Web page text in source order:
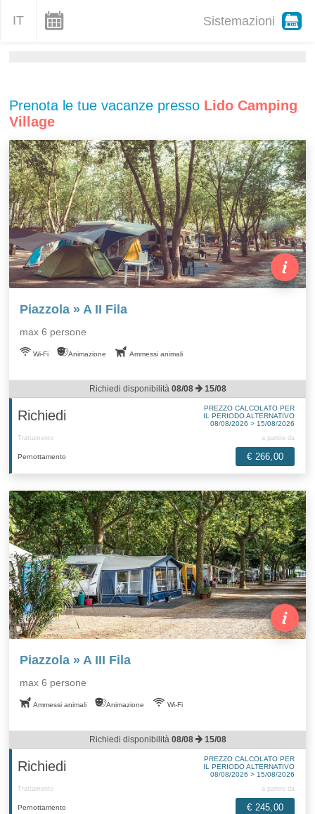
IT Sistemazioni
Prenota le tue vacanze presso Lido Camping
Village
Piazzola » A II Fila
max 6 persone
Wi-Fi Animazione Ammessi animali
Richiedi disponibilità 08/08 15/08
Richiedi
PREZZO CALCOLATO PER
IL PERIODO ALTERNATIVO
08/08/2026 > 15/08/2026
Trattamento a partire da
Pernottamento € 266,00
Piazzola » A III Fila
max 6 persone
Ammessi animali Animazione Wi-Fi
Richiedi disponibilità 08/08 15/08
Richiedi
PREZZO CALCOLATO PER
IL PERIODO ALTERNATIVO
08/08/2026 > 15/08/2026
Trattamento a partire da
Pernottamento € 245,00